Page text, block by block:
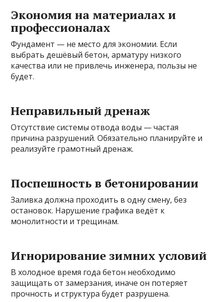
Экономия на материалах и
профессионалах
Фундамент — не место для экономии. Если
выбрать дешёвый бетон, арматуру низкого
качества или не привлечь инженера, пользы не
будет.
Неправильный дренаж
Отсутствие системы отвода воды — частая
причина разрушений. Обязательно планируйте и
реализуйте грамотный дренаж.
Поспешность в бетонировании
Заливка должна проходить в одну смену, без
остановок. Нарушение графика ведёт к
монолитности и трещинам.
Игнорирование зимних условий
В холодное время года бетон необходимо
защищать от замерзания, иначе он потеряет
прочность и структура будет разрушена.